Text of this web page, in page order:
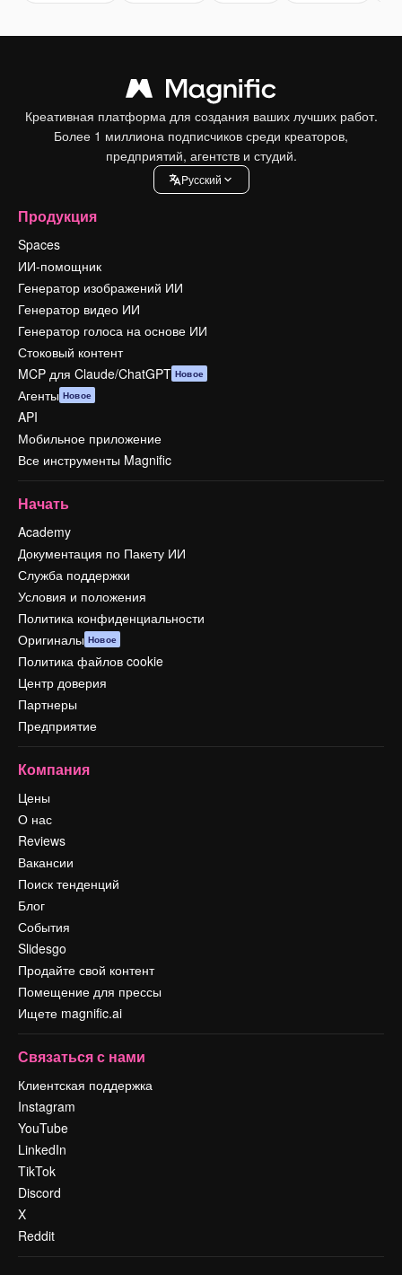
Креативная платформа для создания ваших лучших работ.
Более 1 миллиона подписчиков среди креаторов,
предприятий, агентств и студий.
Pусский
Продукция
Spaces
ИИ-помощник
Генератор изображений ИИ
Генератор видео ИИ
Генератор голоса на основе ИИ
Стоковый контент
MCP для Claude/ChatGPT Новое
Агенты Новое
API
Мобильное приложение
Все инструменты Magnific
Начать
Academy
Документация по Пакету ИИ
Служба поддержки
Условия и положения
Политика конфиденциальности
Оригиналы Новое
Политика файлов cookie
Центр доверия
Партнеры
Предприятие
Компания
Цены
О нас
Reviews
Вакансии
Поиск тенденций
Блог
События
Slidesgo
Продайте свой контент
Помещение для прессы
Ищете magnific.ai
Связаться с нами
Клиентская поддержка
Instagram
YouTube
LinkedIn
TikTok
Discord
X
Reddit